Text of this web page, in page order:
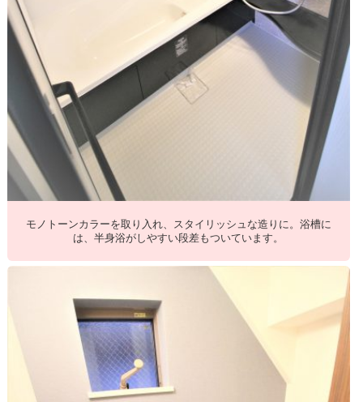
モノトーンカラーを取り入れ、スタイリッシュな造りに。浴槽に
は、半身浴がしやすい段差もついています。